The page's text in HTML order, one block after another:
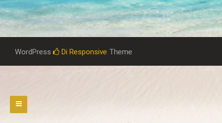
WordPress Di Responsive Theme